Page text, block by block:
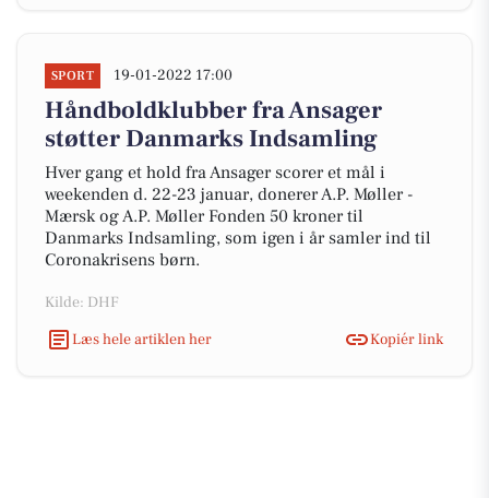
SPORT 19-01-2022 17:00
Håndboldklubber fra Ansager
støtter Danmarks Indsamling
Hver gang et hold fra Ansager scorer et mål i
weekenden d. 22-23 januar, donerer A.P. Møller -
Mærsk og A.P. Møller Fonden 50 kroner til
Danmarks Indsamling, som igen i år samler ind til
Coronakrisens børn.
Kilde: DHF
Læs hele artiklen her
Kopiér link